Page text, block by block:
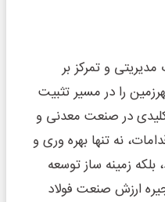
و تمرکز بر
را در مسیر تثبیت
کلیدی در صنعت معدنی و
نه تنها بهره ‌وری و
زمینه‌ ساز توسعه
ارزش صنعت فولاد